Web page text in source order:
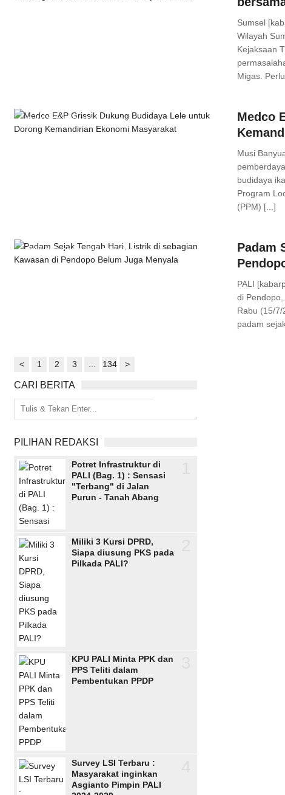
Sumsel
Wilayah
Kejaksaan
Migas.
SUMATERA SELATAN ,Headline
Medco
Musi
budidaya
Program
(PPM) [...]
PENUKAL ABAB LEMATANG ILIR,Headline
Padam
PALI
di
Rabu (15/
padam
< 1 2 3 ... 134 >
CARI BERITA
PILIHAN REDAKSI
Potret Infrastruktur di
PALI (Bag. 1) : Sensasi
"Terbang" di Jalan
Purun - Tanah Abang
Miliki 3 Kursi DPRD,
Siapa diusung PKS pada
Pilkada PALI?
KPU PALI Minta PPK dan
PPS Teliti dalam
Pembentukan PPDP
Survey LSI Terbaru :
Masyarakat inginkan
Asgianto Pimpin PALI